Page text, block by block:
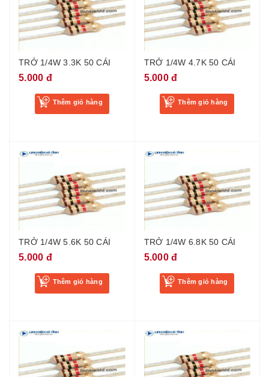
TRỞ 1/4W 3.3K 50 CÁI
5.000 đ
Thêm giỏ hàng
TRỞ 1/4W 4.7K 50 CÁI
5.000 đ
Thêm giỏ hàng
TRỞ 1/4W 5.6K 50 CÁI
5.000 đ
Thêm giỏ hàng
TRỞ 1/4W 6.8K 50 CÁI
5.000 đ
Thêm giỏ hàng